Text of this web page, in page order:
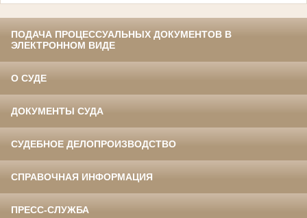
ПОДАЧА ПРОЦЕССУАЛЬНЫХ ДОКУМЕНТОВ В
ЭЛЕКТРОННОМ ВИДЕ
О СУДЕ
ДОКУМЕНТЫ СУДА
СУДЕБНОЕ ДЕЛОПРОИЗВОДСТВО
СПРАВОЧНАЯ ИНФОРМАЦИЯ
ПРЕСС-СЛУЖБА